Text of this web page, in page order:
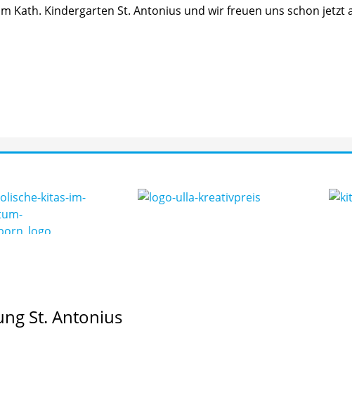
Kath. Kindergarten St. Antonius und wir freuen uns schon jetzt
St. Antonius